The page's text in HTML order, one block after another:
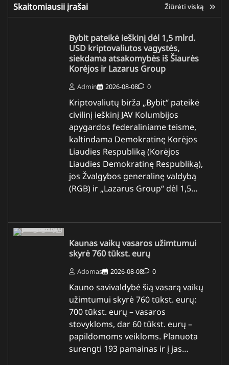
Skaitomiausii įrašai Žiūrėti viską
Bybit pateikė ieškinį dėl 1,5 mlrd.
USD kriptovaliutos vagystės,
siekdama atsakomybės iš Šiaurės
Korėjos ir Lazarus Group
Admin 2026-08-08 0
Kriptovaliutų birža „Bybit“ pateikė
civilinį ieškinį JAV Kolumbijos
apygardos federaliniame teisme,
kaltindama Demokratinę Korėjos
Liaudies Respubliką (Korėjos
Liaudies Demokratinę Respubliką),
jos Žvalgybos generalinę valdybą
(RGB) ir „Lazarus Group“ dėl 1,5…
Kaunas vaikų vasaros užimtumui
skyrė 760 tūkst. eurų
Adomas 2026-08-08 0
Kauno savivaldybė šią vasarą vaikų
užimtumui skyrė 760 tūkst. eurų:
700 tūkst. eurų – vasaros
stovykloms, dar 60 tūkst. eurų –
papildomoms veikloms. Planuota
surengti 193 pamainas ir į jas…